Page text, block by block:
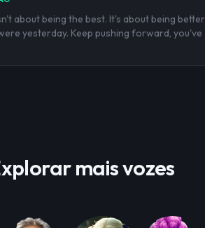
about being the best. It's about being better
yesterday. Keep pushing forward, you've
mais vozes